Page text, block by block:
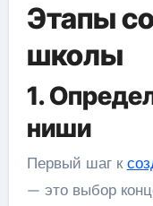
Этапы
школы
1.
ниши
Первый шаг к
— это выбор